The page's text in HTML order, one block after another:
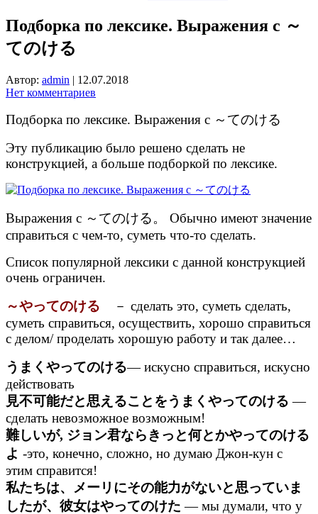
Подборка по лексике. Выражения с ～
てのける
Автор: admin | 12.07.2018
Нет комментариев
Подборка по лексике. Выражения с ～てのける
Эту публикацию было решено сделать не
конструкцией, а больше подборкой по лексике.
Выражения с ～てのける。 Обычно имеют значение
справиться с чем-то, суметь что-то сделать.
Список популярной лексики с данной конструкцией
очень ограничен.
～やってのける － сделать это, суметь сделать,
суметь справиться, осуществить, хорошо справиться
с делом/ проделать хорошую работу и так далее…
うまくやってのける— искусно справиться, искусно
действовать
見不可能だと思えることをうまくやってのける —
сделать невозможное возможным!
難しいが, ジョン君ならきっと何とかやってのける
よ -это, конечно, сложно, но думаю Джон-кун с
этим справится!
私たちは、メーリにその能力がないと思っていま
したが、彼女はやってのけた — мы думали, что у